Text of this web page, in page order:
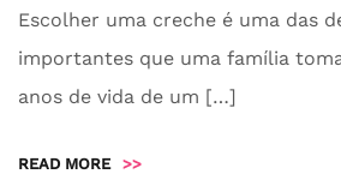
Escolher uma creche é uma das
importantes que uma família
anos de vida de um […]
READ MORE >>